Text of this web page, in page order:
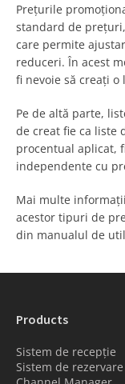
Prețurile
standard de
care permite
reduceri. În acest
fi nevoie să creați
Pe de altă parte,
de creat fie ca liste
procentual aplicat,
independente cu
Mai multe
acestor tipuri de
din manualul de
Products
Sistem de recepție
Sistem de rezervare